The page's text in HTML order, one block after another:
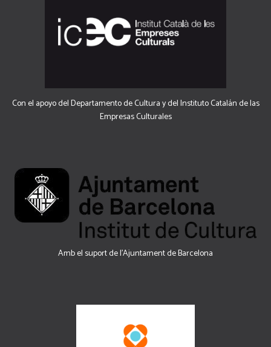
Con el apoyo del Departamento de Cultura y del Instituto Catalán de las
Empresas Culturales
Amb el suport de l’Ajuntament de Barcelona